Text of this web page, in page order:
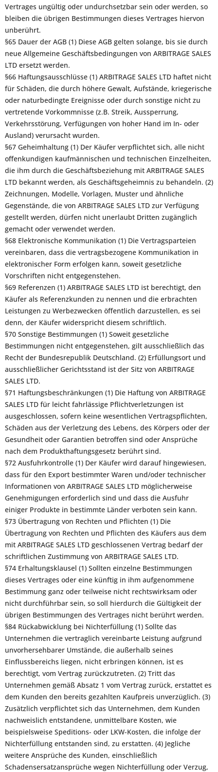
Vertrages ungültig oder undurchsetzbar sein oder werden, so
bleiben die übrigen Bestimmungen dieses Vertrages hiervon
unberührt.
§65 Dauer der AGB (1) Diese AGB gelten solange, bis sie durch
neue Allgemeine Geschäftsbedingungen von ARBITRAGE SALES
LTD ersetzt werden.
§66 Haftungsausschlüsse (1) ARBITRAGE SALES LTD haftet nicht
für Schäden, die durch höhere Gewalt, Aufstände, kriegerische
oder naturbedingte Ereignisse oder durch sonstige nicht zu
vertretende Vorkommnisse (z.B. Streik, Aussperrung,
Verkehrsstörung, Verfügungen von hoher Hand im In- oder
Ausland) verursacht wurden.
§67 Geheimhaltung (1) Der Käufer verpflichtet sich, alle nicht
offenkundigen kaufmännischen und technischen Einzelheiten,
die ihm durch die Geschäftsbeziehung mit ARBITRAGE SALES
LTD bekannt werden, als Geschäftsgeheimnis zu behandeln. (2)
Zeichnungen, Modelle, Vorlagen, Muster und ähnliche
Gegenstände, die von ARBITRAGE SALES LTD zur Verfügung
gestellt werden, dürfen nicht unerlaubt Dritten zugänglich
gemacht oder verwendet werden.
§68 Elektronische Kommunikation (1) Die Vertragsparteien
vereinbaren, dass die vertragsbezogene Kommunikation in
elektronischer Form erfolgen kann, soweit gesetzliche
Vorschriften nicht entgegenstehen.
§69 Referenzen (1) ARBITRAGE SALES LTD ist berechtigt, den
Käufer als Referenzkunden zu nennen und die erbrachten
Leistungen zu Werbezwecken öffentlich darzustellen, es sei
denn, der Käufer widerspricht diesem schriftlich.
§70 Sonstige Bestimmungen (1) Soweit gesetzliche
Bestimmungen nicht entgegenstehen, gilt ausschließlich das
Recht der Bundesrepublik Deutschland. (2) Erfüllungsort und
ausschließlicher Gerichtsstand ist der Sitz von ARBITRAGE
SALES LTD.
§71 Haftungsbeschränkungen (1) Die Haftung von ARBITRAGE
SALES LTD für leicht fahrlässige Pflichtverletzungen ist
ausgeschlossen, sofern keine wesentlichen Vertragspflichten,
Schäden aus der Verletzung des Lebens, des Körpers oder der
Gesundheit oder Garantien betroffen sind oder Ansprüche
nach dem Produkthaftungsgesetz berührt sind.
§72 Ausfuhrkontrolle (1) Der Käufer wird darauf hingewiesen,
dass für den Export bestimmter Waren und/oder technischer
Informationen von ARBITRAGE SALES LTD möglicherweise
Genehmigungen erforderlich sind und dass die Ausfuhr
einiger Produkte in bestimmte Länder verboten sein kann.
§73 Übertragung von Rechten und Pflichten (1) Die
Übertragung von Rechten und Pflichten des Käufers aus dem
mit ARBITRAGE SALES LTD geschlossenen Vertrag bedarf der
schriftlichen Zustimmung von ARBITRAGE SALES LTD.
§74 Erhaltungsklausel (1) Sollten einzelne Bestimmungen
dieses Vertrages oder eine künftig in ihm aufgenommene
Bestimmung ganz oder teilweise nicht rechtswirksam oder
nicht durchführbar sein, so soll hierdurch die Gültigkeit der
übrigen Bestimmungen des Vertrages nicht berührt werden.
§84 Rückabwicklung bei Nichterfüllung (1) Sollte das
Unternehmen die vertraglich vereinbarte Leistung aufgrund
unvorhersehbarer Umstände, die außerhalb seines
Einflussbereichs liegen, nicht erbringen können, ist es
berechtigt, vom Vertrag zurückzutreten. (2) Tritt das
Unternehmen gemäß Absatz 1 vom Vertrag zurück, erstattet es
dem Kunden den bereits gezahlten Kaufpreis unverzüglich. (3)
Zusätzlich verpflichtet sich das Unternehmen, dem Kunden
nachweislich entstandene, unmittelbare Kosten, wie
beispielsweise Speditions- oder LKW-Kosten, die infolge der
Nichterfüllung entstanden sind, zu erstatten. (4) Jegliche
weitere Ansprüche des Kunden, einschließlich
Schadensersatzansprüche wegen Nichterfüllung oder Verzug,